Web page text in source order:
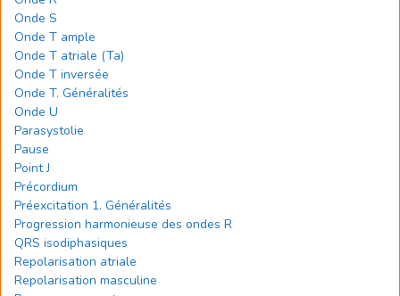
Onde S
Onde T ample
Onde T atriale (Ta)
Onde T inversée
Onde T. Généralités
Onde U
Parasystolie
Pause
Point J
Précordium
Préexcitation 1. Généralités
Progression harmonieuse des ondes R
QRS isodiphasiques
Repolarisation atriale
Repolarisation masculine